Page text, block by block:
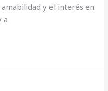
y el interés en
a